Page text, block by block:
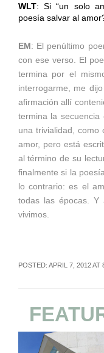
WLT: Si “un solo
poesía salvar al
EM: El penúltimo
con ese verso. El
termina por el
interrogarme, me
afirmación allí
termina la
una trivialidad, como
amor, pero está
al término de su
finalmente si la
lo contrario: es el
todas las épocas.
vivimos.
POSTED: APRIL 7, 2012 AT